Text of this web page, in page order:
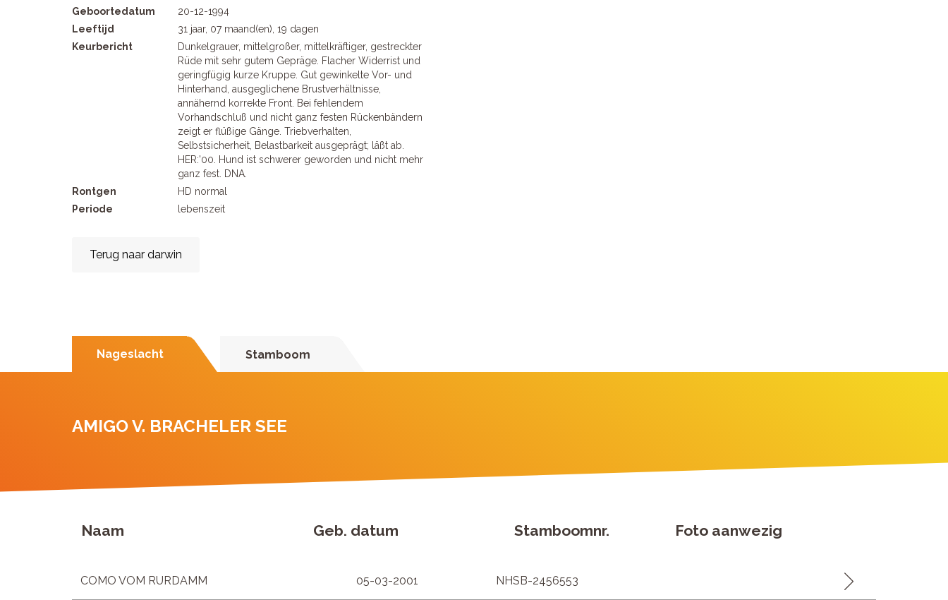
Geboortedatum
20-12-1994
Leeftijd
31 jaar, 07 maand(en), 19 dagen
Keurbericht
Dunkelgrauer, mittelgroßer, mittelkräftiger, gestreckter
Rüde mit sehr gutem Gepräge. Flacher Widerrist und
geringfügig kurze Kruppe. Gut gewinkelte Vor- und
Hinterhand, ausgeglichene Brustverhältnisse,
annähernd korrekte Front. Bei fehlendem
Vorhandschluß und nicht ganz festen Rückenbändern
zeigt er flüßige Gänge. Triebverhalten,
Selbstsicherheit, Belastbarkeit ausgeprägt; läßt ab.
HER:'00. Hund ist schwerer geworden und nicht mehr
ganz fest. DNA.
Rontgen
HD normal
Periode
lebenszeit
Terug naar darwin
Nageslacht Stamboom
AMIGO V. BRACHELER SEE
Naam Geb. datum Stamboomnr. Foto aanwezig
COMO VOM RURDAMM 05-03-2001 NHSB-2456553